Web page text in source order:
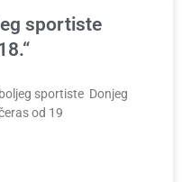
sportiste
sportiste Donjeg
od 19